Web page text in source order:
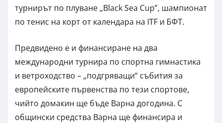
турнирът по плуване „Black Sea Cup”, шампионат
по тенис на корт от календара на ITF и БФТ.
Предвидено е и финансиране на два
международни турнира по спортна гимнастика
и ветроходство – „подгряващи“ събития за
европейските първенства по тези спортове,
чийто домакин ще бъде Варна догодина. С
общински средства Варна ще финансира и